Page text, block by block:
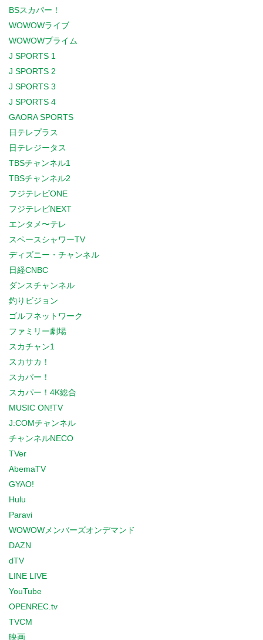
BSスカパー！
WOWOWライブ
WOWOWプライム
J SPORTS 1
J SPORTS 2
J SPORTS 3
J SPORTS 4
GAORA SPORTS
日テレプラス
日テレジータス
TBSチャンネル1
TBSチャンネル2
フジテレビONE
フジテレビNEXT
エンタメ〜テレ
スペースシャワーTV
ディズニー・チャンネル
日経CNBC
ダンスチャンネル
釣りビジョン
ゴルフネットワーク
ファミリー劇場
スカチャン1
スカサカ！
スカパー！
スカパー！4K総合
MUSIC ON!TV
J:COMチャンネル
チャンネルNECO
TVer
AbemaTV
GYAO!
Hulu
Paravi
WOWOWメンバーズオンデマンド
DAZN
dTV
LINE LIVE
YouTube
OPENREC.tv
TVCM
映画